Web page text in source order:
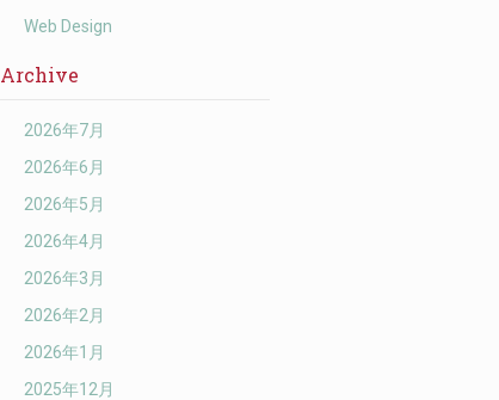
Web Design
Archive
2026年7月
2026年6月
2026年5月
2026年4月
2026年3月
2026年2月
2026年1月
2025年12月